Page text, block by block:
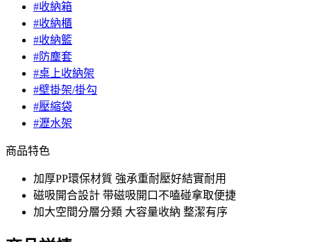
#收納箱
#收納櫃
#收納籃
#防塵套
#桌上收納架
#壁掛架/掛勾
#壓縮袋
#瀝水架
商品特色
加厚PP環保材質 強承重耐壓好結實耐用
磁吸開合設計 带磁吸開口不嗑碰拿取便捷
加大空間分層分類 大容量收納 整潔有序